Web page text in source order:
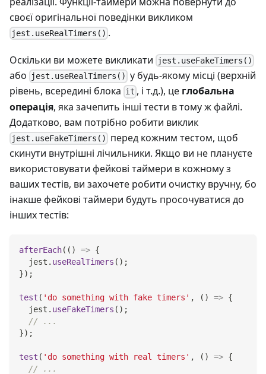
своєї оригінальної поведінки викликом
jest.useRealTimers() .
Оскільки ви можете викликати jest.useFakeTimers()
або jest.useRealTimers() у будь-якому місці (верхній
рівень, всередині блока it , і т.д.), це глобальна
операція, яка зачепить інші тести в тому ж файлі.
Додатково, вам потрібно робити виклик
jest.useFakeTimers()
перед кожним тестом, щоб
скинути внутрішні лічильники. Якщо ви не плануєте
використовувати фейкові таймери в кожному з
ваших тестів, ви захочете робити очистку вручну, бо
інакше фейкові таймери будуть просочуватися до
інших тестів:
afterEach( ( ) => {
  jest
. useRealTimers ( ) ;
}) ;
test ( 'do something with fake timers' , ( ) => {
  jest
. useFakeTimers ( ) ;
// ...
}) ;
test ( 'do something with real timers' , ( ) => {
// ...